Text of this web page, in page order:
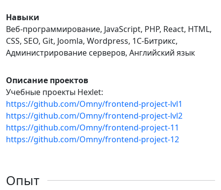
Навыки
Веб-программирование, JavaScript, PHP, React, HTML,
CSS, SEO, Git, Joomla, Wordpress, 1С-Битрикс,
Администрирование серверов, Английский язык
Описание проектов
Учебные проекты Hexlet:
https://github.com/Omny/frontend-project-lvl1
https://github.com/Omny/frontend-project-lvl2
https://github.com/Omny/frontend-project-11
https://github.com/Omny/frontend-project-12
Опыт